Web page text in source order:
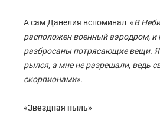
А сам Данелия вспоминал: «В
расположен военный аэродром, и
разбросаны потрясающие вещи.
рылся, а мне не разрешали, ведь
скорпионами».
«Звёздная пыль»